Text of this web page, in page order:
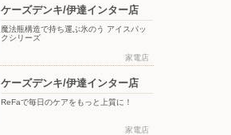
ケーズデンキ/伊達インター店
魔法瓶構造で持ち運ぶ氷のう アイスパッ
クシリーズ
家電店
ケーズデンキ/伊達インター店
ReFaで毎日のケアをもっと上質に！
家電店